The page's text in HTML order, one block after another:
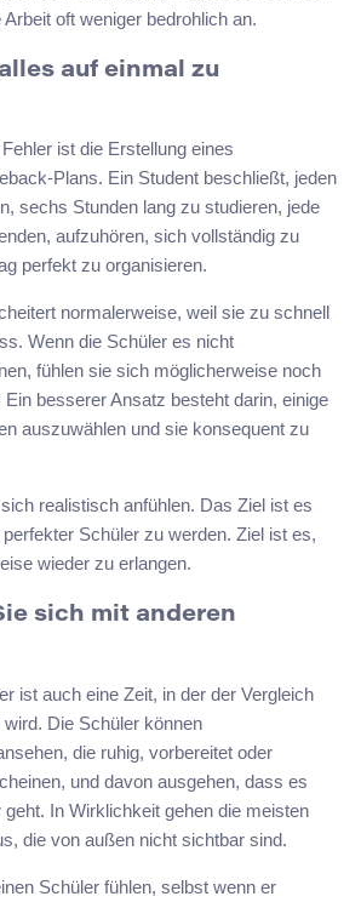
oft weniger bedrohlich an.
auf einmal zu
ist die Erstellung eines
Plans. Ein Student beschließt, jeden
sechs Stunden lang zu studieren, jede
aufzuhören, sich vollständig zu
perfekt zu organisieren.
normalerweise, weil sie zu schnell
Wenn die Schüler es nicht
fühlen sie sich möglicherweise noch
besserer Ansatz besteht darin, einige
auszuwählen und sie konsequent zu
realistisch anfühlen. Das Ziel ist es
Schüler zu werden. Ziel ist es,
wieder zu erlangen.
sich mit anderen
ist auch eine Zeit, in der der Vergleich
Die Schüler können
die ruhig, vorbereitet oder
und davon ausgehen, dass es
In Wirklichkeit gehen die meisten
die von außen nicht sichtbar sind.
Schüler fühlen, selbst wenn er